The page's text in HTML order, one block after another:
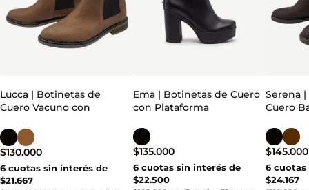
Lucca | Botinetas de
Cuero Vacuno con
$130.000
6 cuotas sin interés de
$21.667
Ema | Botinetas de Cuero
con Plataforma
$135.000
6 cuotas sin interés de
$22.500
Serena
Cuero
$145.000
6 cuotas
$24.167